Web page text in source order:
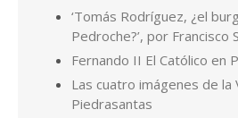
‘Tomás Rodríguez, ¿el
Pedroche?’, por Francisco
Fernando II El Católico en
Las cuatro imágenes de la
Piedrasantas